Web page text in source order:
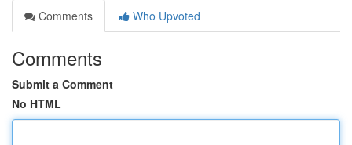
Comments
Who Upvoted
Comments
Submit a Comment
No HTML